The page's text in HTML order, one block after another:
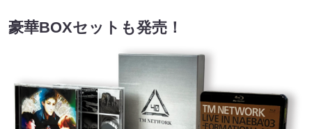
豪華BOXセットも発売！